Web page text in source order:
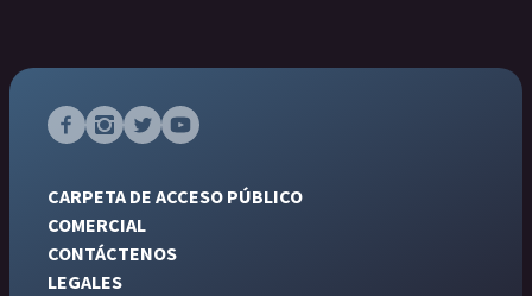
CARPETA DE ACCESO PÚBLICO
COMERCIAL
CONTÁCTENOS
LEGALES